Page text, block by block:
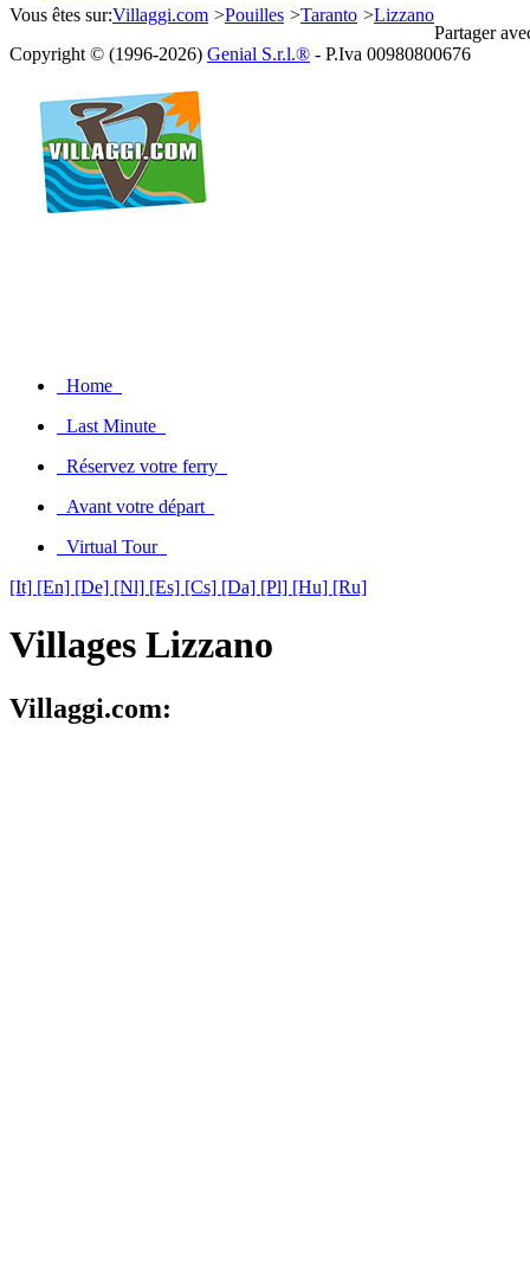
Vous êtes sur:Villaggi.com >Pouilles >Taranto >Lizzano
Partager
Copyright © (1996-2026) Genial S.r.l.® - P.Iva 00980800676
Home
Last Minute
Réservez votre ferry
Avant votre départ
Virtual Tour
[It] [En] [De] [Nl] [Es] [Cs] [Da] [Pl] [Hu] [Ru]
Villages Lizzano
Villaggi.com: